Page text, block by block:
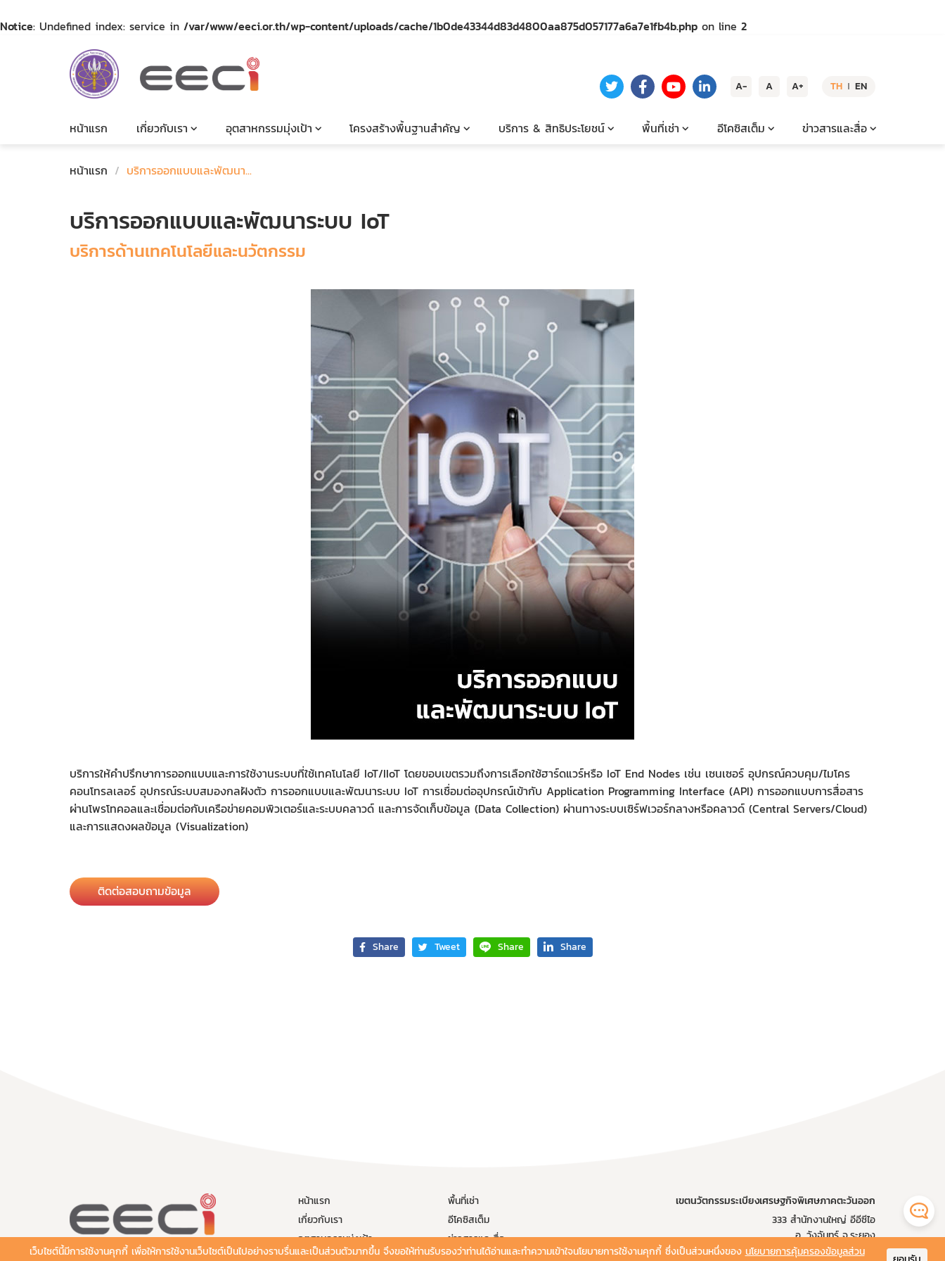
Notice: Undefined index: service in /var/www/eeci.or.th/wp-content/uploads/cache/1b0de43344d83d4800aa875d057177a6a7e1fb4b.php on line 2
A- A A+ TH | EN
หน้าแรก เกี่ยวกับเรา อุตสาหกรรมมุ่งเป้า โครงสร้างพื้นฐานสำคัญ บริการ & สิทธิประโยชน์ พื้นที่เช่า อีโคซิสเต็ม ข่าวสารและสื่อ
หน้าแรก / บริการออกแบบและพัฒนา...
บริการออกแบบและพัฒนาระบบ IoT
บริการด้านเทคโนโลยีและนวัตกรรม
บริการให้คำปรึกษาการออกแบบและการใช้งานระบบที่ใช้เทคโนโลยี IoT/IIoT โดยขอบเขตรวมถึงการเลือกใช้ฮาร์ดแวร์หรือ IoT End Nodes เช่น เซนเซอร์ อุปกรณ์ควบคุม/ไมโคร
คอนโทรลเลอร์ อุปกรณ์ระบบสมองกลฝังตัว การออกแบบและพัฒนาระบบ IoT การเชื่อมต่ออุปกรณ์เข้ากับ Application Programming Interface (API) การออกแบบการสื่อสาร
ผ่านโพรโทคอลและเชื่อมต่อกับเครือข่ายคอมพิวเตอร์และระบบคลาวด์ และการจัดเก็บข้อมูล (Data Collection) ผ่านทางระบบเซิร์ฟเวอร์กลางหรือคลาวด์ (Central Servers/Cloud)
และการแสดงผลข้อมูล (Visualization)
ติดต่อสอบถามข้อมูล
Share Tweet Share Share
หน้าแรก
เกี่ยวกับเรา
อุตสาหกรรมมุ่งเป้า
โครงสร้างพื้นฐานสำคัญ
พื้นที่เช่า
อีโคซิสเต็ม
ข่าวสารและสื่อ
นโยบายการคุ้มครองข้อมูลส่วนบุคคล
เขตนวัตกรรมระเบียงเศรษฐกิจพิเศษภาคตะวันออก
333 สำนักงานใหญ่ อีอีซีไอ
อ. วังจันทร์ จ.ระยอง
21210
เว็บไซต์นี้มีการใช้งานคุกกี้ เพื่อให้การใช้งานเว็บไซต์เป็นไปอย่างราบรื่นและเป็นส่วนตัวมากขึ้น จึงขอให้ท่านรับรองว่าท่านได้อ่านและทำความเข้าใจนโยบายการใช้งานคุกกี้ ซึ่งเป็นส่วนหนึ่งของ นโยบายการคุ้มครองข้อมูลส่วน